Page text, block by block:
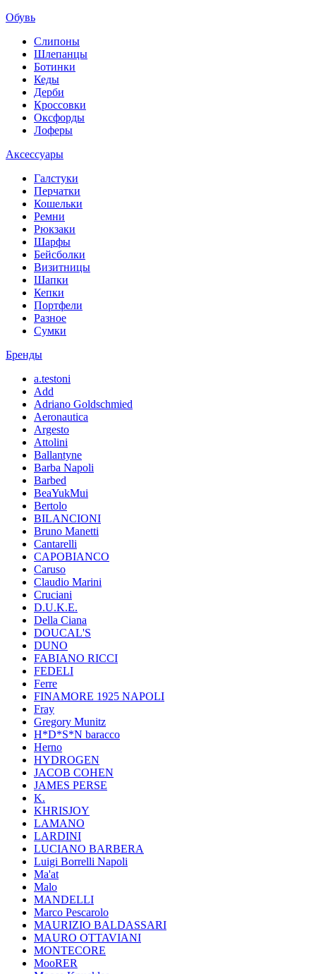
Обувь
Слипоны
Шлепанцы
Ботинки
Кеды
Дерби
Кроссовки
Оксфорды
Лоферы
Аксессуары
Галстуки
Перчатки
Кошельки
Ремни
Рюкзаки
Шарфы
Бейсболки
Визитницы
Шапки
Кепки
Портфели
Разное
Сумки
Бренды
a.testoni
Add
Adriano Goldschmied
Aeronautica
Argesto
Attolini
Ballantyne
Barba Napoli
Barbed
BeaYukMui
Bertolo
BILANCIONI
Bruno Manetti
Cantarelli
CAPOBIANCO
Caruso
Claudio Marini
Cruciani
D.U.K.E.
Della Ciana
DOUCAL'S
DUNO
FABIANO RICCI
FEDELI
Ferre
FINAMORE 1925 NAPOLI
Fray
Gregory Munitz
H*D*S*N baracco
Herno
HYDROGEN
JACOB COHEN
JAMES PERSE
K.
KHRISJOY
LAMANO
LARDINI
LUCIANO BARBERA
Luigi Borrelli Napoli
Ma'at
Malo
MANDELLI
Marco Pescarolo
MAURIZIO BALDASSARI
MAURO OTTAVIANI
MONTECORE
MooRER